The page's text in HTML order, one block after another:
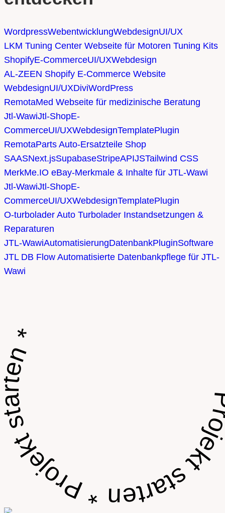
WordpressWebentwicklungWebdesignUI/UX
LKM Tuning Center Webseite für Motoren Tuning Kits
ShopifyE-CommerceUI/UXWebdesign
AL-ZEEN Shopify E-Commerce Website
WebdesignUI/UXDiviWordPress
RemotaMed Webseite für medizinische Beratung
Jtl-WawiJtl-ShopE-
CommerceUI/UXWebdesignTemplatePlugin
RemotaParts Auto-Ersatzteile Shop
SAASNext.jsSupabaseStripeAPIJSTailwind CSS
MerkMe.IO eBay-Merkmale & Inhalte für JTL-Wawi
Jtl-WawiJtl-ShopE-
CommerceUI/UXWebdesignTemplatePlugin
O-turbolader Auto Turbolader Instandsetzungen &
Reparaturen
JTL-WawiAutomatisierungDatenbankPluginSoftware
JTL DB Flow Automatisierte Datenbankpflege für JTL-
Wawi
starten * Projekt